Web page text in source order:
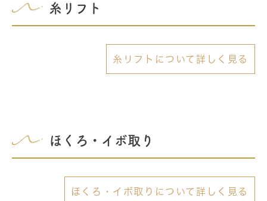
糸リフト
糸リフトについて詳しく見る
ほくろ・イボ取り
ほくろ・イボ取りについて詳しく見る